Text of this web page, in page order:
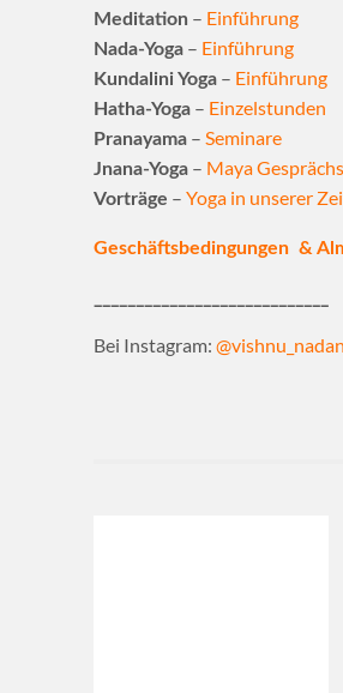
Meditation – Einführung
Nada-Yoga – Einführung
Kundalini Yoga – Einführung
Hatha-Yoga – Einzelstunden
Pranayama – Seminare
Jnana-Yoga – Maya
Vorträge – Yoga in unserer
Geschäftsbedingungen &
Bei Instagram: